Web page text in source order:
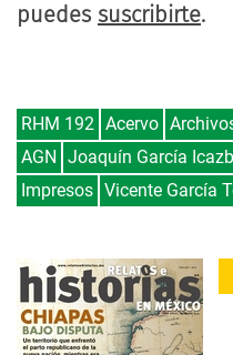
puedes suscribirte.
RHM 192 Acervo
AGN Joaquín García
Impresos Vicente García